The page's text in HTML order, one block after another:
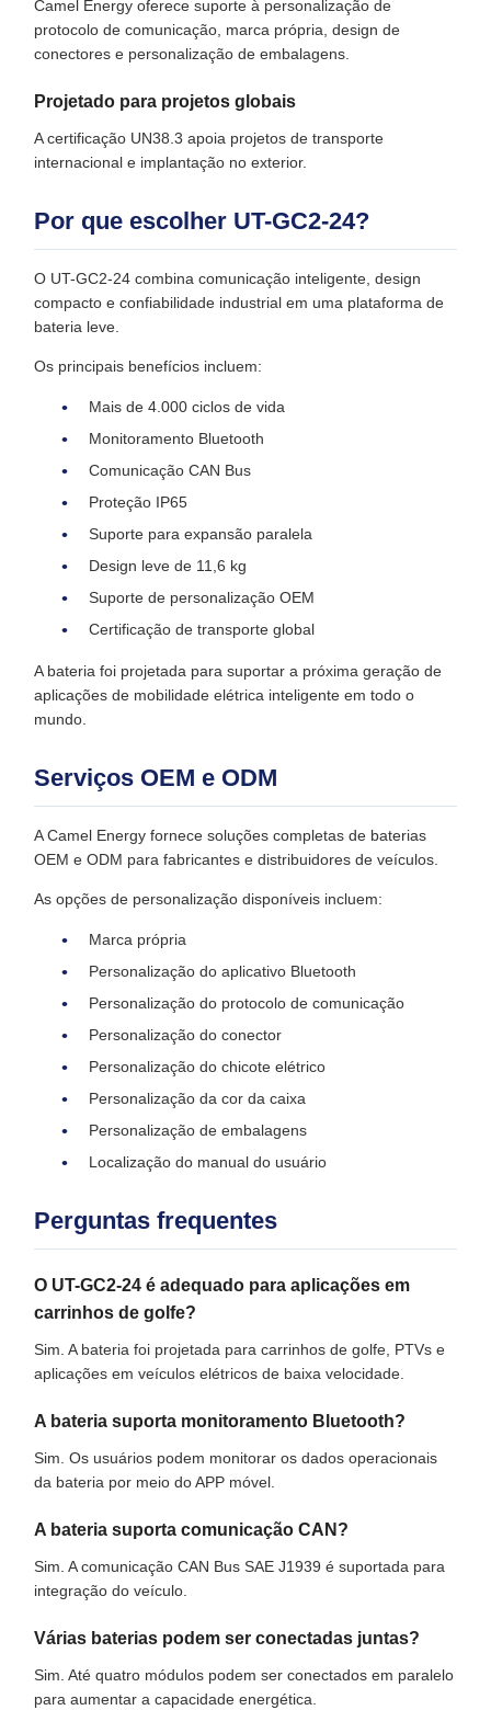
Camel Energy oferece suporte à personalização de
protocolo de comunicação, marca própria, design de
conectores e personalização de embalagens.
Projetado para projetos globais
A certificação UN38.3 apoia projetos de transporte
internacional e implantação no exterior.
Por que escolher UT-GC2-24?
O UT-GC2-24 combina comunicação inteligente, design
compacto e confiabilidade industrial em uma plataforma de
bateria leve.
Os principais benefícios incluem:
Mais de 4.000 ciclos de vida
Monitoramento Bluetooth
Comunicação CAN Bus
Proteção IP65
Suporte para expansão paralela
Design leve de 11,6 kg
Suporte de personalização OEM
Certificação de transporte global
A bateria foi projetada para suportar a próxima geração de
aplicações de mobilidade elétrica inteligente em todo o
mundo.
Serviços OEM e ODM
A Camel Energy fornece soluções completas de baterias
OEM e ODM para fabricantes e distribuidores de veículos.
As opções de personalização disponíveis incluem:
Marca própria
Personalização do aplicativo Bluetooth
Personalização do protocolo de comunicação
Personalização do conector
Personalização do chicote elétrico
Personalização da cor da caixa
Personalização de embalagens
Localização do manual do usuário
Perguntas frequentes
O UT-GC2-24 é adequado para aplicações em
carrinhos de golfe?
Sim. A bateria foi projetada para carrinhos de golfe, PTVs e
aplicações em veículos elétricos de baixa velocidade.
A bateria suporta monitoramento Bluetooth?
Sim. Os usuários podem monitorar os dados operacionais
da bateria por meio do APP móvel.
A bateria suporta comunicação CAN?
Sim. A comunicação CAN Bus SAE J1939 é suportada para
integração do veículo.
Várias baterias podem ser conectadas juntas?
Sim. Até quatro módulos podem ser conectados em paralelo
para aumentar a capacidade energética.